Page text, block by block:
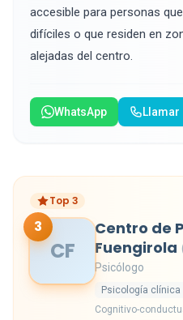
accesible para personas
difíciles o que residen en
alejadas del centro.
WhatsApp Llamar
Top 3
CF
3
Centro de
Fuengirola
Psicólogo
Psicología clínica
Cognitivo-